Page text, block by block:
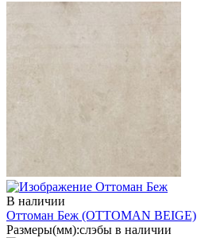
В наличии
Оттоман Беж (OTTOMAN BEIGE)
Размеры(мм):слэбы в наличии